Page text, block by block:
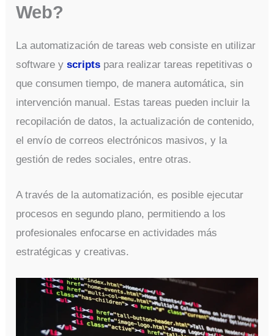
Web?
La automatización de tareas web consiste en utilizar
software yscripts para realizar tareas repetitivas o
que consumen tiempo, de manera automática, sin
intervención manual. Estas tareas pueden incluir la
recopilación de datos, la actualización de contenido,
el envío de correos electrónicos masivos, y la
gestión de redes sociales, entre otras.
A través de la automatización, es posible ejecutar
procesos en segundo plano, permitiendo a los
profesionales enfocarse en actividades más
estratégicas y creativas.